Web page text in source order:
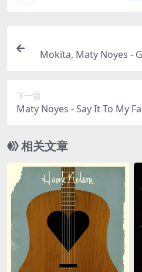
Mokita, Maty Noyes -
下一篇
Maty Noyes - Say It To My
相关文章